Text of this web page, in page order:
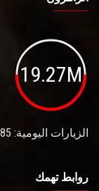
19.27M
الزيارات اليومية: 385
روابط تهمك